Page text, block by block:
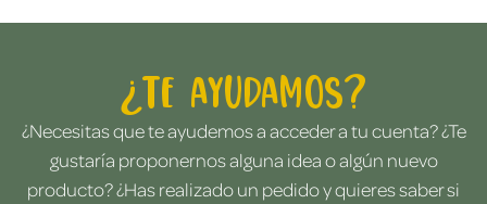
¿Te ayudamos?
¿Necesitas que te ayudemos a acceder a tu cuenta? ¿Te
gustaría proponernos alguna idea o algún nuevo
producto? ¿Has realizado un pedido y quieres saber si